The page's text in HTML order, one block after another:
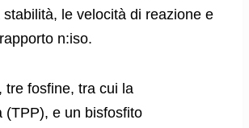
stabilità, le velocità di reazione e
n:iso.
tre fosfine, tra cui la
(TPP), e un bisfosfito